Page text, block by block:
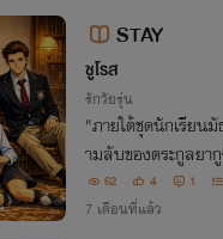
STAY
ชูโรส
รักวัยรุ่น
"ภายใต้ชุดนักเรียน
ามลับของตระกูลย
นญี่ปุ่น... เมื่อ 'เธีย'
นระหว่าง 'ความปกติ
62 4 1
7 เดือนที่แล้ว